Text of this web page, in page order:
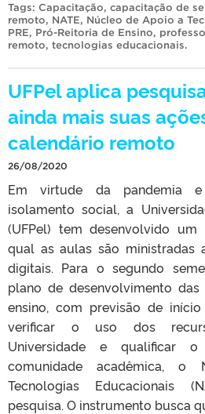
Tags: Capacitação, capacitação de
remoto, NATE, Núcleo de Apoio a
PRE, Pró-Reitoria de Ensino,
remoto, tecnologias educacionais.
UFPel aplica
ainda mais suas
calendário remoto
26/08/2020
Em virtude da pandemia
isolamento social, a
(UFPel) tem desenvolvido
qual as aulas são ministradas
digitais. Para o segundo
plano de desenvolvimento
ensino, com previsão de
verificar o uso dos
Universidade e qualificar
comunidade acadêmica,
Tecnologias Educacionais
pesquisa. O instrumento busca